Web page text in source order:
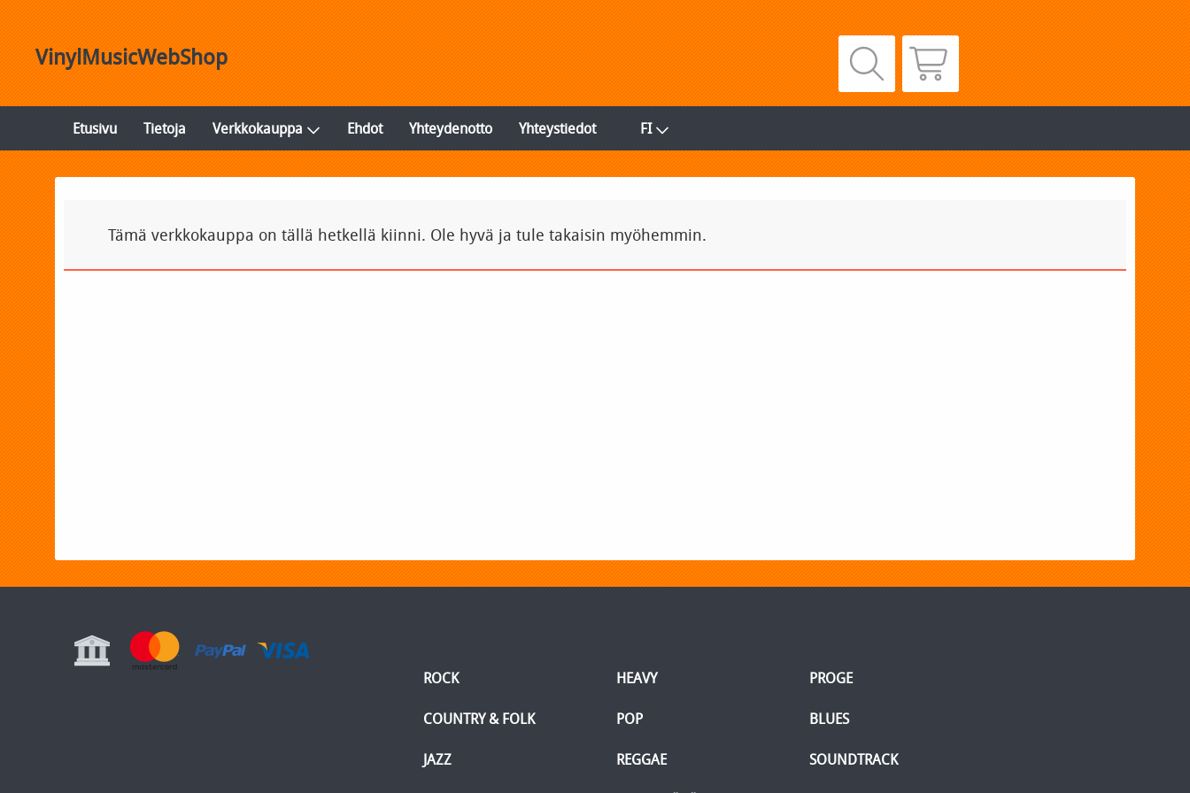
VinylMusicWebShop
Etusivu Tietoja Verkkokauppa Ehdot Yhteydenotto Yhteystiedot FI
Tämä verkkokauppa on tällä hetkellä kiinni. Ole hyvä ja tule takaisin myöhemmin.
ROCK HEAVY PROGE
COUNTRY & FOLK POP BLUES
JAZZ REGGAE SOUNDTRACK